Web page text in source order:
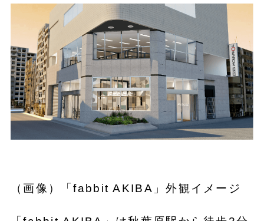
（画像）「fabbit AKIBA」外観イメージ